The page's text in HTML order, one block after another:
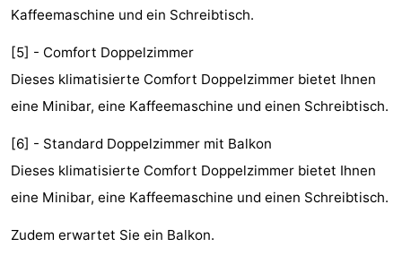
Rundfahrten
-
Experiences
Dörfer
&
Städte
Führungen
Sport
-
Kaffeemaschine und ein Schreibtisch.
[5] - Comfort Doppelzimmer
Dieses klimatisierte Comfort Doppelzimmer bietet Ihnen
eine Minibar, eine Kaffeemaschine und einen Schreibtisch.
[6] - Standard Doppelzimmer mit Balkon
Dieses klimatisierte Comfort Doppelzimmer bietet Ihnen
eine Minibar, eine Kaffeemaschine und einen Schreibtisch.
Zudem erwartet Sie ein Balkon.